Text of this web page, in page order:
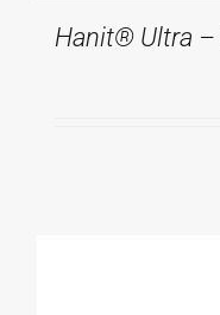
Hanit® Ultra –